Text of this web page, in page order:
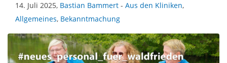
14. Juli 2025, Bastian Bammert - Aus den Kliniken,
Allgemeines, Bekanntmachung